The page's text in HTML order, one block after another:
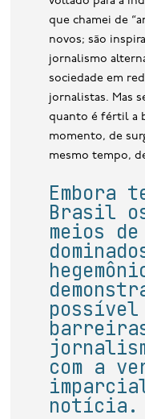
que chamei de
novos; são
jornalismo
sociedade em
jornalistas. Mas
quanto é fértil a
momento, de
mesmo tempo,
Embora
Brasil
meios de
possível
com a
notícia.